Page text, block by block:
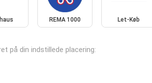
REMA 1000 Let-Køb
på din indstillede placering: